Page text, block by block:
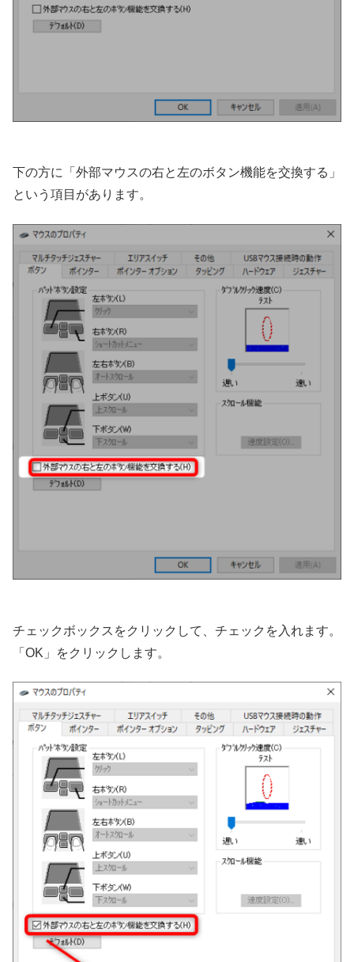
下の方に「外部マウスの右と左のボタン機能を交換する」
という項目があります。
チェックボックスをクリックして、チェックを入れます。
「OK」をクリックします。